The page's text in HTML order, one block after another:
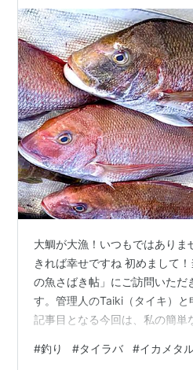
大鯛が大漁！いつもではありま
きれば幸せですね 初めまして
の魚さばき帖」にご訪問いただ
す。管理人のTaiki（タイキ）と
記事目となる今回は、私の簡単
「コンセプト」についてお話し
#釣り #タイラバ #イカメタ